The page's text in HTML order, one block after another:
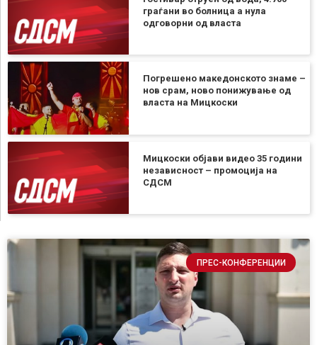
граѓани во болница а нула
одговорни од власта
Погрешено македонското знаме –
нов срам, ново понижување од
власта на Мицкоски
Мицкоски објави видео 35 години
независност – промоција на
СДСМ
ПРЕС-КОНФЕРЕНЦИИ